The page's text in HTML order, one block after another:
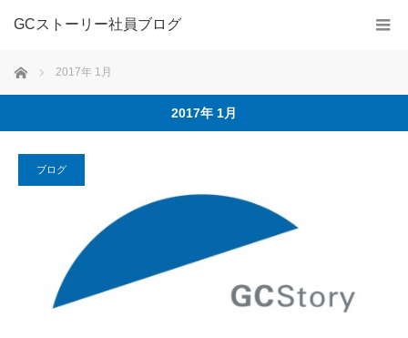
GCストーリー社員ブログ
ホーム 2017年 1月
2017年 1月
ブログ